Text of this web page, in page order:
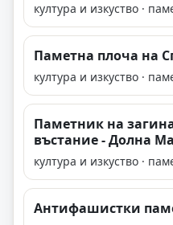
култура и изкуство ·
Паметна плоча на
култура и изкуство ·
Паметник на
въстание - Долна
култура и изкуство ·
Антифашистки